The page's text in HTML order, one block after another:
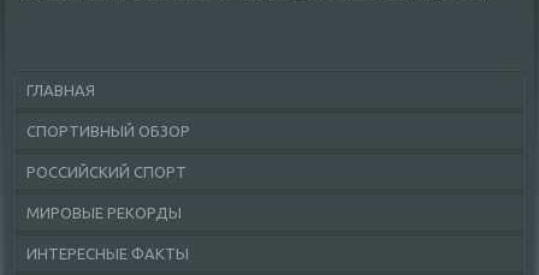
ГЛАВНАЯ
СПОРТИВНЫЙ ОБЗОР
РОССИЙСКИЙ СПОРТ
МИРОВЫЕ РЕКОРДЫ
ИНТЕРЕСНЫЕ ФАКТЫ